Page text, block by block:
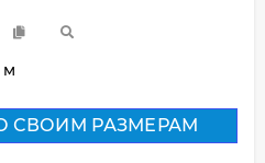
м
СВОИМ РАЗМЕРАМ